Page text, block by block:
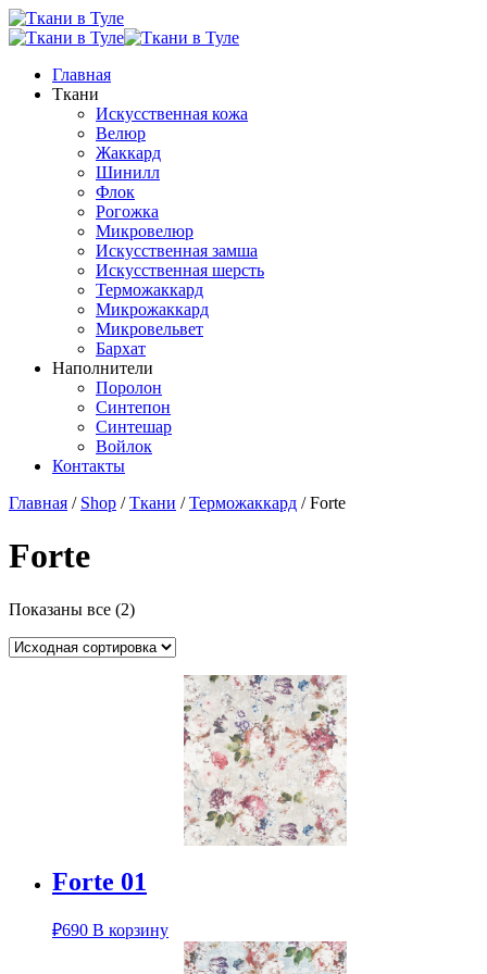
Главная
Ткани
Искусственная кожа
Велюр
Жаккард
Шинилл
Флок
Рогожка
Микровелюр
Искусственная замша
Искусственная шерсть
Терможаккард
Микрожаккард
Микровельвет
Бархат
Наполнители
Поролон
Синтепон
Синтешар
Войлок
Контакты
Главная / Shop /Ткани /Терможаккард / Forte
Forte
Показаны все (2)
Forte 01
₽690 В корзину